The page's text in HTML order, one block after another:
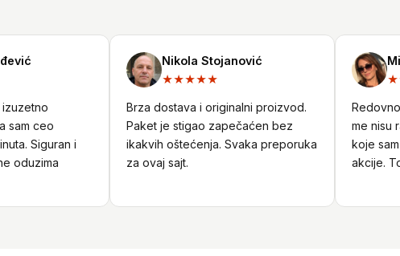
ceo
Siguran i
Nikola Stojanović
★★★★★
Brza dostava i originalni proizvod.
Paket je stigao zapečaćen bez
ikakvih oštećenja. Svaka preporuka
za ovaj sajt.
Redovno
me nisu
koje sam
akcije.